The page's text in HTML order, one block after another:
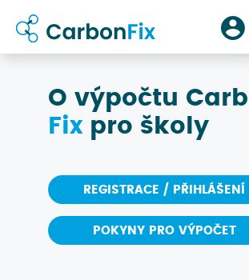
O výpočtu
Fixpro školy
REGISTRACE / PŘIHLÁŠENÍ
POKYNY PRO VÝPOČET